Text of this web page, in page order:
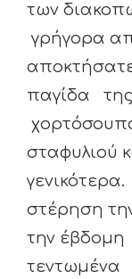
των
γρήγορα
παγίδα
σταφυλιού
στέρηση
την έβδομη
τεντωμένα